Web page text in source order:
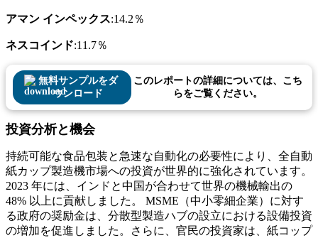
アマン インペックス:14.2％
ネスコインド:11.7％
無料サンプルをダ
ウンロード
このレポートの詳細については、こち
らをご覧ください。
投資分析と機会
持続可能な食品包装と急速な自動化の必要性により、全自動
紙カップ製造機市場への投資が世界的に強化されています。
2023 年には、インドと中国が合わせて世界の機械輸出の
48% 以上に貢献しました。 MSME（中小零細企業）に対す
る政府の奨励金は、分散型製造ハブの設立における設備投資
の増加を促進しました。さらに、官民の投資家は、紙コップ